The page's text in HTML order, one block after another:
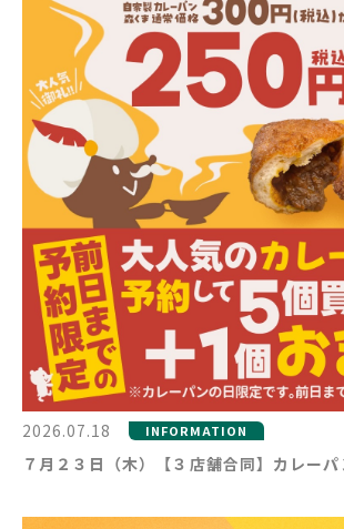
2026.07.18 INFORMATION
７月２３日（木）【３店舗合同】カレーパ